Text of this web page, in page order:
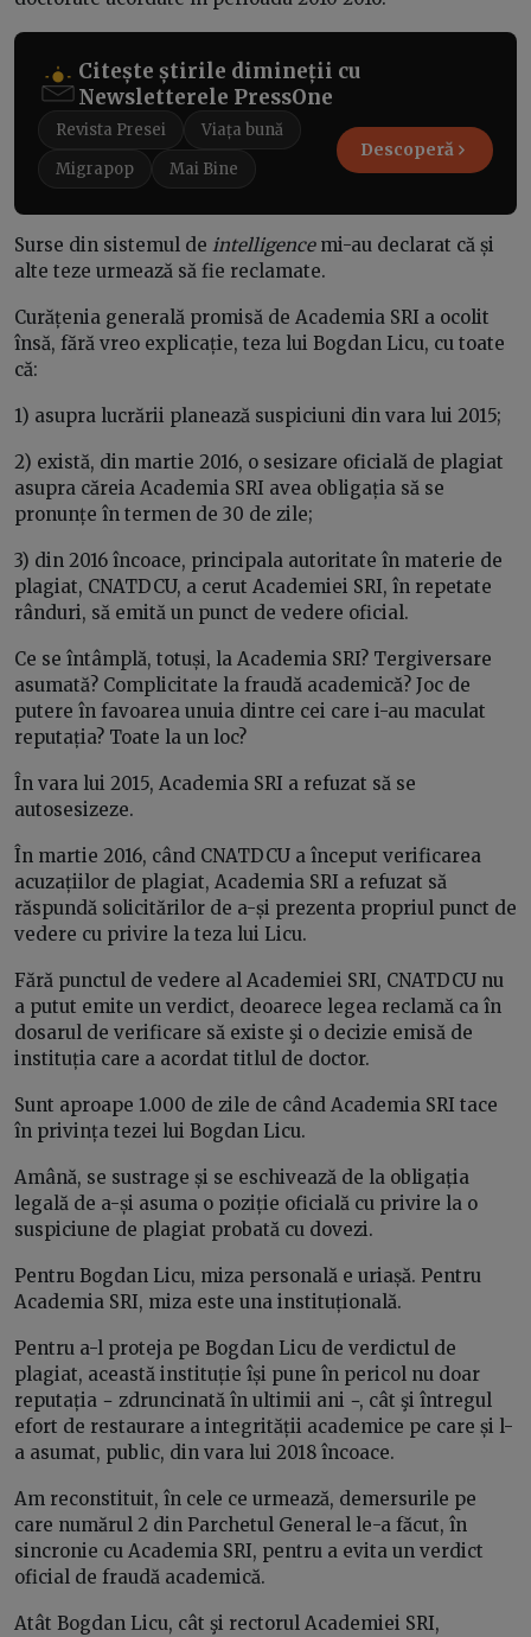
Citește știrile dimineții cu
Newsletterele PressOne
Revista Presei
Viața bună
Migrapop
Mai Bine
Descoperă
Surse din sistemul de intelligencemi-au declarat că și
alte teze urmează să fie reclamate.
Curățenia generală promisă de Academia SRI a ocolit
însă, fără vreo explicație, teza lui Bogdan Licu, cu toate
că:
1) asupra lucrării planează suspiciuni din vara lui 2015;
2) există, din martie 2016, o sesizare oficială de plagiat
asupra căreia Academia SRI avea obligația să se
pronunțe în termen de 30 de zile;
3) din 2016 încoace, principala autoritate în materie de
plagiat, CNATDCU, a cerut Academiei SRI, în repetate
rânduri, să emită un punct de vedere oficial.
Ce se întâmplă, totuși, la Academia SRI? Tergiversare
asumată? Complicitate la fraudă academică? Joc de
putere în favoarea unuia dintre cei care i-au maculat
reputația? Toate la un loc?
În vara lui 2015, Academia SRI a refuzat să se
autosesizeze.
În martie 2016, când CNATDCU a început verificarea
acuzațiilor de plagiat, Academia SRI a refuzat să
răspundă solicitărilor de a-și prezenta propriul punct de
vedere cu privire la teza lui Licu.
Fără punctul de vedere al Academiei SRI, CNATDCU nu
a putut emite un verdict, deoarece legea reclamă ca în
dosarul de verificare să existe şi o decizie emisă de
instituția care a acordat titlul de doctor.
Sunt aproape 1.000 de zile de când Academia SRI tace
în privința tezei lui Bogdan Licu.
Amână, se sustrage și se eschivează de la obligația
legală de a-și asuma o poziție oficială cu privire la o
suspiciune de plagiat probată cu dovezi.
Pentru Bogdan Licu, miza personală e uriașă. Pentru
Academia SRI, miza este una instituțională.
Pentru a-l proteja pe Bogdan Licu de verdictul de
plagiat, această instituție își pune în pericol nu doar
reputația − zdruncinată în ultimii ani −, cât şi întregul
efort de restaurare a integrității academice pe care și l-
a asumat, public, din vara lui 2018 încoace.
Am reconstituit, în cele ce urmează, demersurile pe
care numărul 2 din Parchetul General le-a făcut, în
sincronie cu Academia SRI, pentru a evita un verdict
oficial de fraudă academică.
Atât Bogdan Licu, cât şi rectorul Academiei SRI,